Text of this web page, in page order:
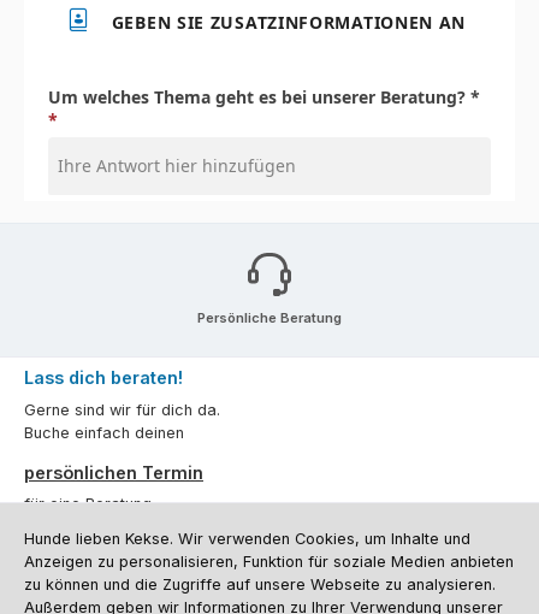
Persönliche Beratung
Lass dich beraten!
Gerne sind wir für dich da.
Buche einfach deinen
persönlichen Termin
für eine Beratung.
Oder über unserKontaktformular.
Vertrag widerrufen
Hunde lieben Kekse. Wir verwenden Cookies, um Inhalte und
Anzeigen zu personalisieren, Funktion für soziale Medien anbieten
zu können und die Zugriffe auf unsere Webseite zu analysieren.
Außerdem geben wir Informationen zu Ihrer Verwendung unserer